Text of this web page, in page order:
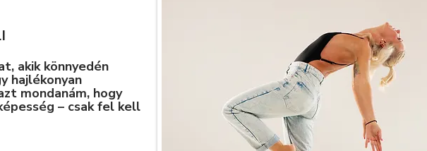
akik könnyedén
hajlékonyan
mondanám, hogy
– csak fel kell